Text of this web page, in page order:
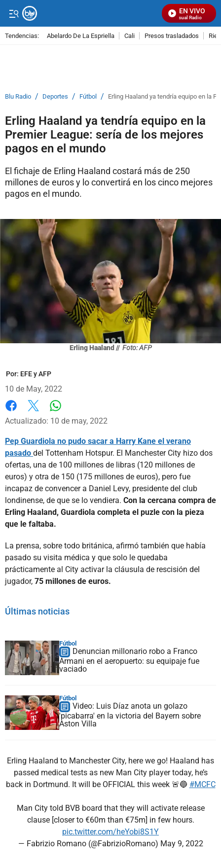
EN VIVO
Señal Visual Radio
Tendencias: Abelardo De La Espriella Cali Presos trasladados
Blu Radio / Deportes / Fútbol / Erling Haaland ya tendría equipo en la
Erling Haaland ya tendría equipo en la
Premier League: sería de los mejores
pagos en el mundo
El fichaje de Erling Haaland costará más de 250
millones de euros y lo convertirá en los cinco mejores
pagos en el mundo.
Erling Haaland // Foto: AFP
Por: EFE y AFP
10 de May, 2022
Facebook
X
Actualizado: 10 de may, 2022
Pep Guardiola no pudo sacar a Harry Kane el verano
pasado del Tottenham Hotspur. El Manchester City hizo dos
ofertas, una de 100 millones de libras (120 millones de
euros) y otra de 150 (175 millones de euros), pero fue
incapaz de convencer a Daniel Levy, presidente del club
londinense, de que se lo vendiera. Con la cercana compra de
Erling Haaland, Guardiola completa el puzle con la pieza
que le faltaba.
La prensa, sobre todo británica, afirmó también que había
pasado su visita médica y que solo le quedaba
prácticamente al City activar la cláusula de rescisión del
jugador, 75 millones de euros.
Últimas noticias
Fútbol
Denuncian millonario robo a Franco
Armani en el aeropuerto: su equipaje fue
vaciado
Fútbol
Video: Luis Díaz anota un golazo
'picabarra' en la victoria del Bayern sobre
Aston Villa
Erling Haaland to Manchester City, here we go! Haaland has
passed medical tests as new Man City player today, he’s
back in Dortmund. It will be OFFICIAL this week 🚨🔵 #MCFC
Man City told BVB board that they will activate release
clause [closer to €60m than €75m] in few hours.
pic.twitter.com/heYobi8S1Y
— Fabrizio Romano (@FabrizioRomano) May 9, 2022